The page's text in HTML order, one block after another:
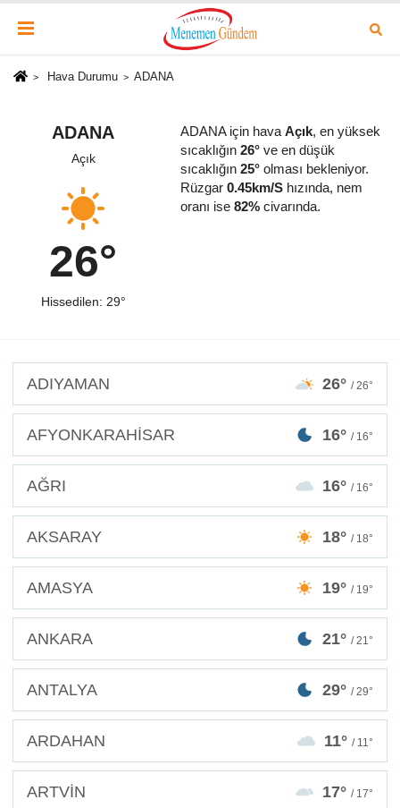
Hava Durumu ADANA
ADANA
Açık
26°
Hissedilen: 29°
ADANA için hava Açık, en yüksek
sıcaklığın 26°ve en düşük
sıcaklığın 25°olması bekleniyor.
Rüzgar 0.45km/Shızında, nem
oranı ise 82%civarında.
ADIYAMAN 26° / 26°
AFYONKARAHİSAR 16° / 16°
AĞRI 16° / 16°
AKSARAY 18° / 18°
AMASYA 19° / 19°
ANKARA 21° / 21°
ANTALYA 29° / 29°
ARDAHAN 11° / 11°
ARTVİN 17° / 17°